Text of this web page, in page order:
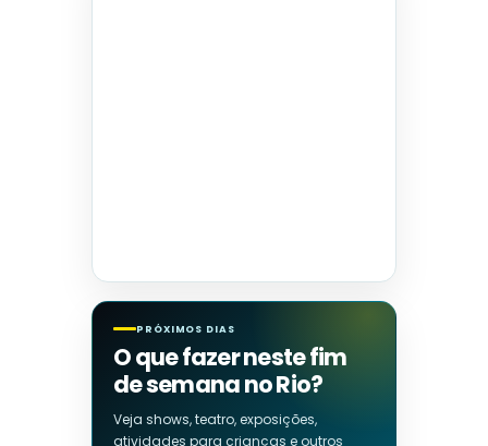
PRÓXIMOS DIAS
O que fazer neste fim
de semana no Rio?
Veja shows, teatro, exposições,
atividades para crianças e outros